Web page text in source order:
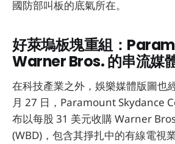
國防部叫板的底氣所在。
好萊塢板塊重組：
Warner Bros. 的串流媒
在科技產業之外，娛樂媒體版圖也
月 27 日，Paramount Skydance
布以每股 31 美元收購 Warner
(WBD)，包含其掙扎中的有線電視